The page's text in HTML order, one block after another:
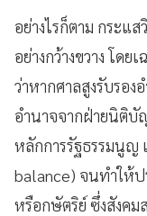
อย่างไรก็ตาม กระแ
อย่างกว้างขวาง โด
ว่าหากศาลสูงรับรอง
อำนาจจากฝ่ายนิติบั
หลักการรัฐธรรมนูญ
balance) จนทำให้
หรือกษัตริย์ ซึ่งสังค